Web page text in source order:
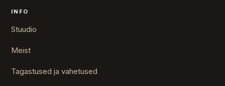
INFO
Stuudio
Meist
Tagastused ja vahetused